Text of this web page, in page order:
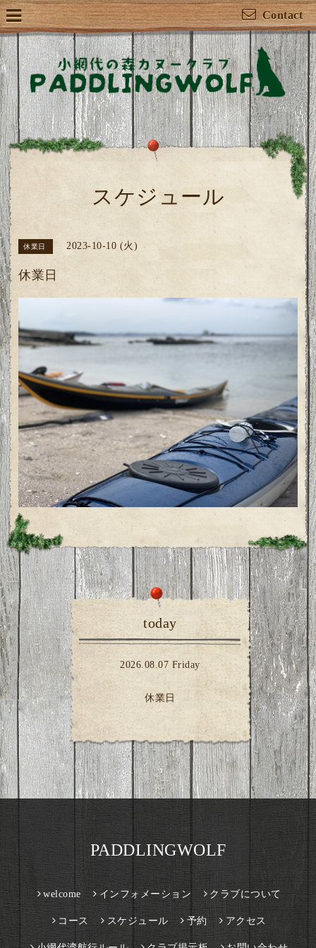
Contact
スケジュール
休業日 2023-10-10 (火)
休業日
today
2026.08.07 Friday
休業日
PADDLINGWOLF
welcome インフォメーション クラブについて
コース スケジュール 予約 アクセス